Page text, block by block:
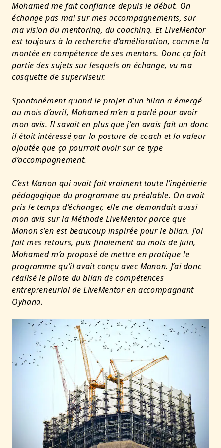
Mohamed me fait confiance depuis le début. On
échange pas mal sur mes accompagnements, sur
ma vision du mentoring, du coaching. Et LiveMentor
est toujours à la recherche d’amélioration, comme la
montée en compétence de ses mentors. Donc ça fait
partie des sujets sur lesquels on échange, vu ma
casquette de superviseur.
Spontanément quand le projet d’un bilan a émergé
au mois d’avril, Mohamed m’en a parlé pour avoir
mon avis. Il savait en plus que j’en avais fait un donc
il était intéressé par la posture de coach et la valeur
ajoutée que ça pourrait avoir sur ce type
d’accompagnement.
C’est Manon qui avait fait vraiment toute l’ingénierie
pédagogique du programme au préalable. On avait
pris le temps d’échanger, elle me demandait aussi
mon avis sur la Méthode LiveMentor parce que
Manon s’en est beaucoup inspirée pour le bilan. J’ai
fait mes retours, puis finalement au mois de juin,
Mohamed m’a proposé de mettre en pratique le
programme qu’il avait conçu avec Manon. J’ai donc
réalisé le pilote du bilan de compétences
entrepreneurial de LiveMentor en accompagnant
Oyhana.